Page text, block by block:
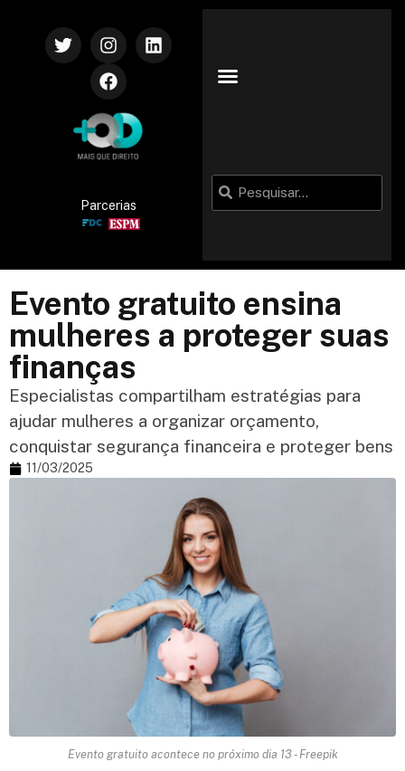
Parcerias
Evento gratuito ensina
mulheres a proteger suas
finanças
Especialistas compartilham estratégias para
ajudar mulheres a organizar orçamento,
conquistar segurança financeira e proteger bens
11/03/2025
Evento gratuito acontece no próximo dia 13 - Freepik